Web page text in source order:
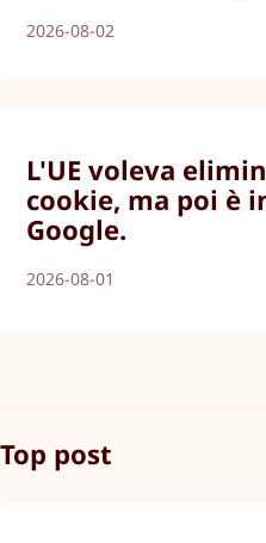
2026-08-02
L'UE voleva
cookie, ma poi è
Google.
2026-08-01
Top post